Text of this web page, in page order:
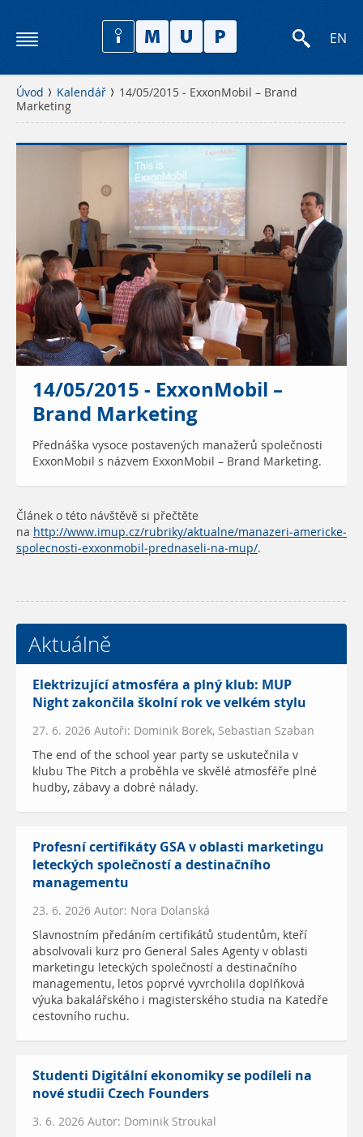
EN
Úvod Kalendář
14/05/2015 - ExxonMobil – Brand
Marketing
14/05/2015 - ExxonMobil –
Brand Marketing
Přednáška vysoce postavených manažerů společnosti
ExxonMobil s názvem ExxonMobil – Brand Marketing.
Článek o této návštěvě si přečtěte
na http://www.imup.cz/rubriky/aktualne/manazeri-americke-
spolecnosti-exxonmobil-prednaseli-na-mup/.
Aktuálně
Elektrizující atmosféra a plný klub: MUP
Night zakončila školní rok ve velkém stylu
27. 6. 2026 Autoři: Dominik Borek, Sebastian Szaban
The end of the school year party se uskutečnila v
klubu The Pitch a proběhla ve skvělé atmosféře plné
hudby, zábavy a dobré nálady.
Profesní certifikáty GSA v oblasti marketingu
leteckých společností a destinačního
managementu
23. 6. 2026 Autor: Nora Dolanská
Slavnostním předáním certifikátů studentům, kteří
absolvovali kurz pro General Sales Agenty v oblasti
marketingu leteckých společností a destinačního
managementu, letos poprvé vyvrcholila doplňková
výuka bakalářského i magisterského studia na Katedře
cestovního ruchu.
Studenti Digitální ekonomiky se podíleli na
nové studii Czech Founders
3. 6. 2026 Autor: Dominik Stroukal